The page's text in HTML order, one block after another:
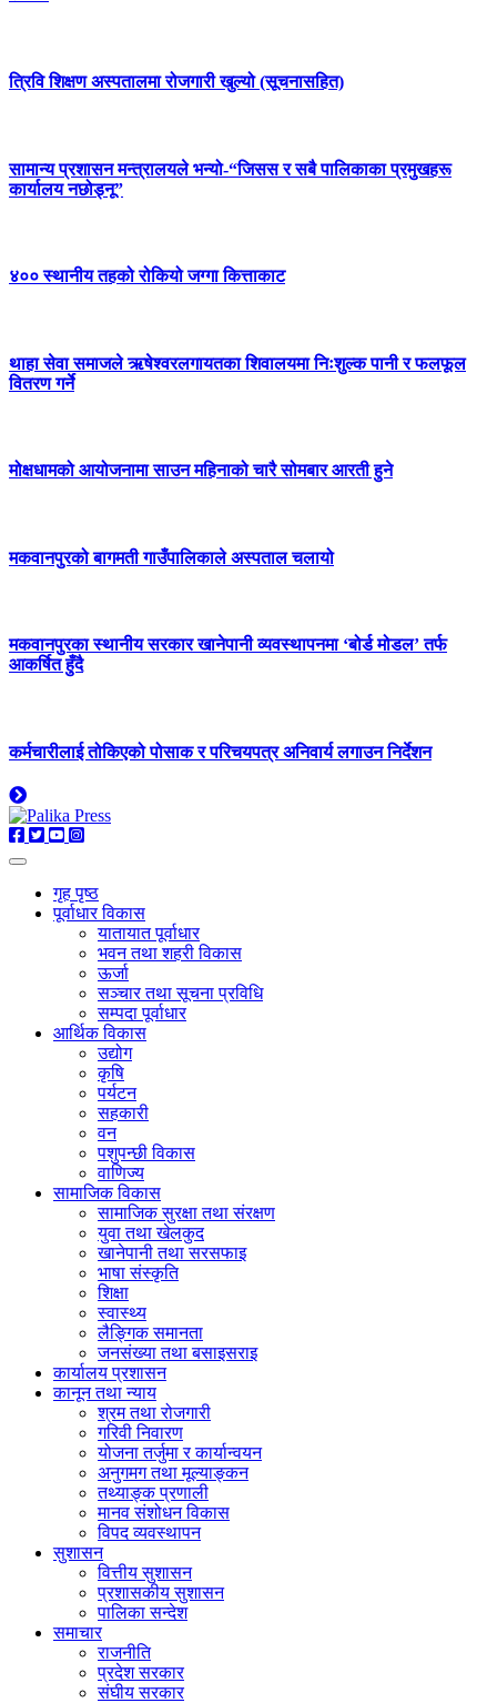
त्रिवि शिक्षण अस्पतालमा रोजगारी खुल्यो (सूचनासहित)
सामान्य प्रशासन मन्त्रालयले भन्यो-“जिसस र सबै पालिकाका प्रमुखहरू
कार्यालय नछोड्नू”
४०० स्थानीय तहको रोकियो जग्गा कित्ताकाट
थाहा सेवा समाजले ऋषेश्वरलगायतका शिवालयमा निःशुल्क पानी र फलफूल
वितरण गर्ने
मोक्षधामको आयोजनामा साउन महिनाको चारै सोमबार आरती हुने
मकवानपुरको बागमती गाउँपालिकाले अस्पताल चलायो
मकवानपुरका स्थानीय सरकार खानेपानी व्यवस्थापनमा ‘बोर्ड मोडल’ तर्फ
आकर्षित हुँदै
कर्मचारीलाई तोकिएको पोसाक र परिचयपत्र अनिवार्य लगाउन निर्देशन
गृह पृष्ठ
पूर्वाधार विकास
यातायात पूर्वाधार
भवन तथा शहरी विकास
ऊर्जा
सञ्चार तथा सूचना प्रविधि
सम्पदा पूर्वाधार
आर्थिक विकास
उद्योग
कृषि
पर्यटन
सहकारी
वन
पशुपन्छी विकास
वाणिज्य
सामाजिक विकास
सामाजिक सुरक्षा तथा संरक्षण
युवा तथा खेलकुद
खानेपानी तथा सरसफाइ
भाषा संस्कृति
शिक्षा
स्वास्थ्य
लैङ्गिक समानता
जनसंख्या तथा बसाइसराइ
कार्यालय प्रशासन
कानून तथा न्याय
श्रम तथा रोजगारी
गरिवी निवारण
योजना तर्जुमा र कार्यान्वयन
अनुगमग तथा मूल्याङ्कन
तथ्याङ्क प्रणाली
मानव संशोधन विकास
विपद व्यवस्थापन
सुशासन
वित्तीय सुशासन
प्रशासकीय सुशासन
पालिका सन्देश
समाचार
राजनीति
प्रदेश सरकार
संघीय सरकार